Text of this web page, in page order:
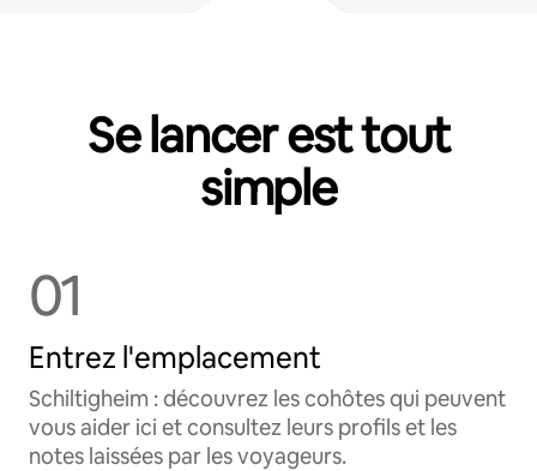
Se lancer est tout
simple
01
Entrez l'emplacement
Schiltigheim : découvrez les cohôtes qui peuvent
vous aider ici et consultez leurs profils et les
notes laissées par les voyageurs.